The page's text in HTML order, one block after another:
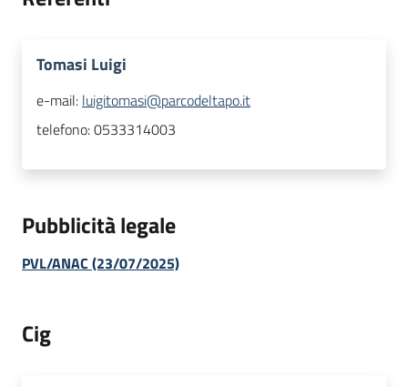
Tomasi Luigi
e-mail: luigitomasi@parcodeltapo.it
telefono:0533314003
Pubblicità legale
PVL/ANAC (23/07/2025)
Cig